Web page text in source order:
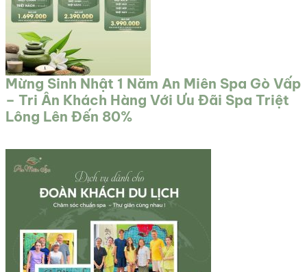
Mừng Sinh Nhật 1 Năm An Miên Spa Gò Vấp
– Tri Ân Khách Hàng Với Ưu Đãi Spa Triệt
Lông Lên Đến 80%